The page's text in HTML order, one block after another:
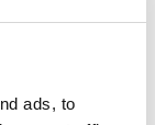
ads, to